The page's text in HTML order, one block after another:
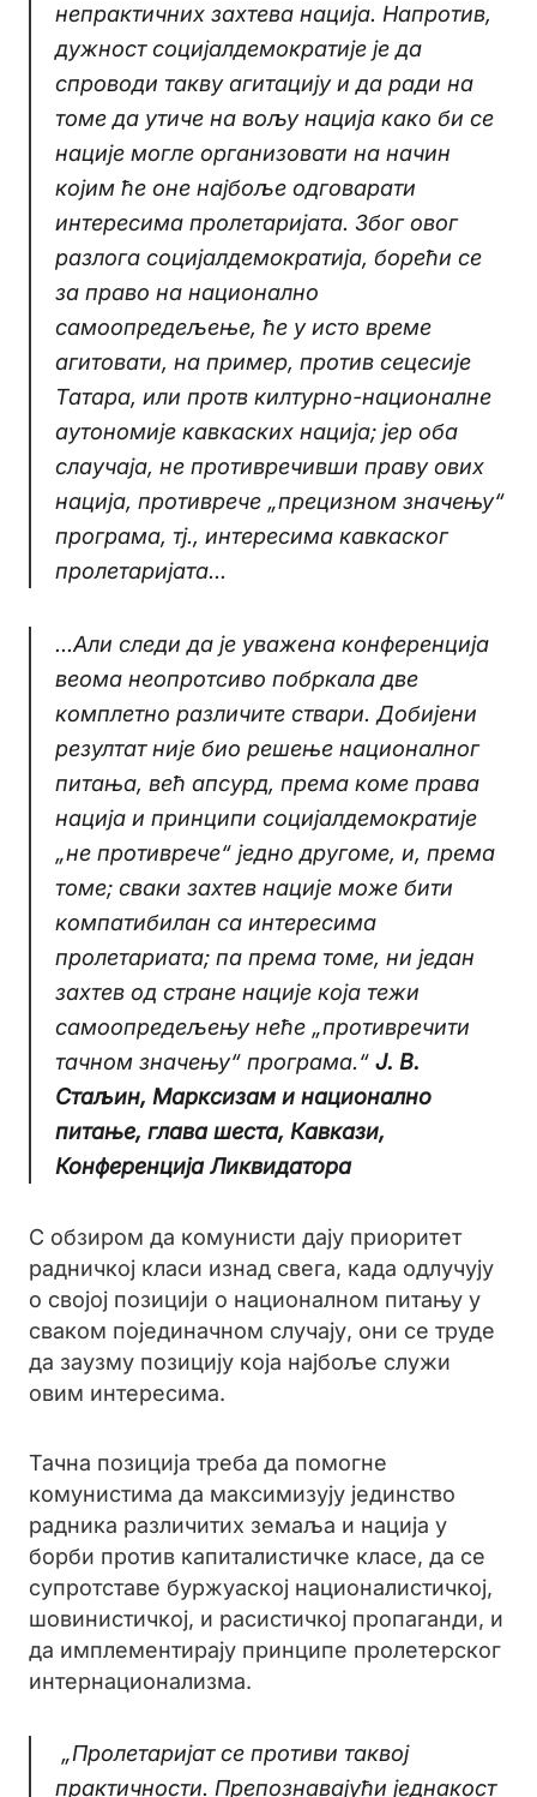
непрактичних захтева нација. Напротив,
дужност социјалдемократије је да
спроводи такву агитацију и да ради на
томе да утиче на вољу нација како би се
нације могле организовати на начин
којим ће оне најбоље одговарати
интересима пролетаријата. Због овог
разлога социјалдемократија, борећи се
за право на национално
самоопредељење, ће у исто време
агитовати, на пример, против сецесије
Татара, или протв килтурно-националне
аутономије кавкаских нација; јер оба
слаучаја, не противречивши праву ових
нација, противрече „прецизном значењу“
програма, тј., интересима кавкаског
пролетаријата...
...Али следи да је уважена конференција
веома неопротсиво побркала две
комплетно различите ствари. Добијени
резултат није био решење националног
питања, већ апсурд, према коме права
нација и принципи социјалдемократије
„не противрече“ једно другоме, и, према
томе; сваки захтев нације може бити
компатибилан са интересима
пролетариата; па према томе, ни један
захтев од стране нације која тежи
самоопредељењу неће „противречити
тачном значењу“ програма.“ Ј. В.
Стаљин, Марксизам и национално
питање, глава шеста, Кавкази,
Конференција Ликвидатора
С обзиром да комунисти дају приоритет
радничкој класи изнад свега, када одлучују
о својој позицији о националном питању у
сваком појединачном случају, они се труде
да заузму позицију која најбоље служи
овим интересима.
Тачна позиција треба да помогне
комунистима да максимизују јединство
радника различитих земаља и нација у
борби против капиталистичке класе, да се
супротставе буржуаској националистичкој,
шовинистичкој, и расистичкој пропаганди, и
да имплементирају принципе пролетерског
интернационализма.
„Пролетаријат се противи таквој
практичности. Препознавајући једнакост